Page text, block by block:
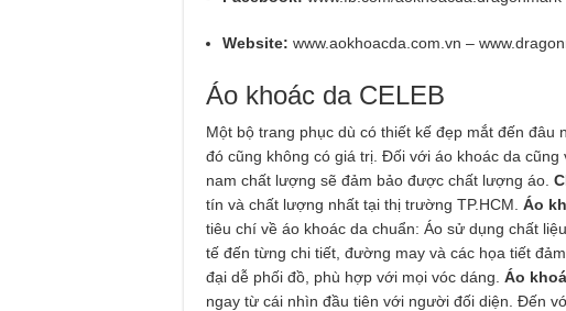
Website: www.aokhoacda.com.vn –
Áo khoác da CELEB
Một bộ trang phục dù có thiết kế đẹp mắt đến
đó cũng không có giá trị. Đối với áo khoác da
nam chất lượng sẽ đảm bảo được chất lượng áo.
tín và chất lượng nhất tại thị trường TP.HCM. Áo
tiêu chí về áo khoác da chuẩn: Áo sử dụng chất
tế đến từng chi tiết, đường may và các họa tiết
đại dễ phối đồ, phù hợp với mọi vóc dáng. Áo
ngay từ cái nhìn đầu tiên với người đối diện. Đến